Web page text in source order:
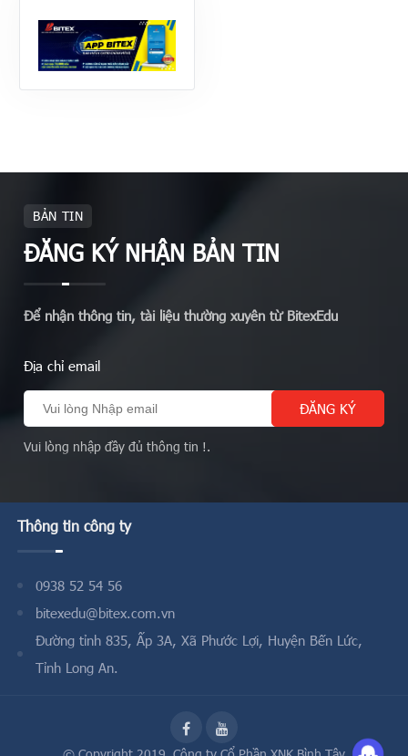
BẢN TIN
ĐĂNG KÝ NHẬN BẢN TIN
Để nhận thông tin, tài liệu thường xuyên từ BitexEdu
Địa chỉ email
Vui lòng nhập đầy đủ thông tin !.
Thông tin công ty
0938 52 54 56
bitexedu@bitex.com.vn
Đường tỉnh 835, Ấp 3A, Xã Phước Lợi, Huyện Bến Lức,
Tỉnh Long An.